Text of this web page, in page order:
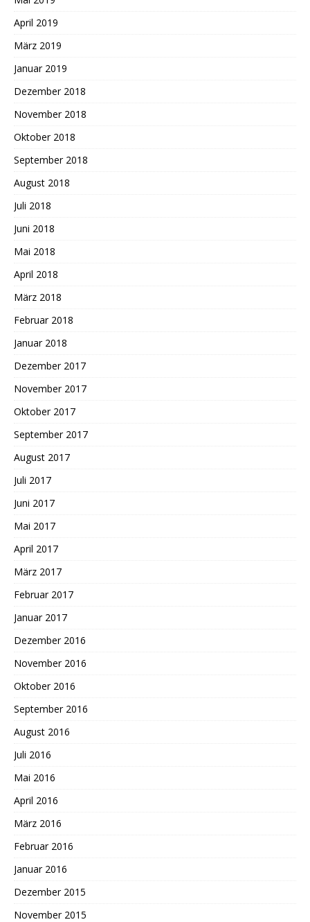
April 2019
März 2019
Januar 2019
Dezember 2018
November 2018
Oktober 2018
September 2018
August 2018
Juli 2018
Juni 2018
Mai 2018
April 2018
März 2018
Februar 2018
Januar 2018
Dezember 2017
November 2017
Oktober 2017
September 2017
August 2017
Juli 2017
Juni 2017
Mai 2017
April 2017
März 2017
Februar 2017
Januar 2017
Dezember 2016
November 2016
Oktober 2016
September 2016
August 2016
Juli 2016
Mai 2016
April 2016
März 2016
Februar 2016
Januar 2016
Dezember 2015
November 2015